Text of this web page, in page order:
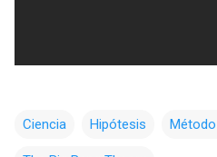
Ciencia Hipótesis